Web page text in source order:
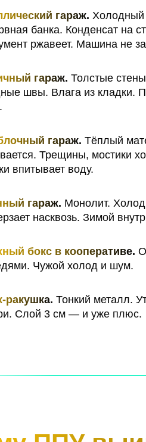
гараж. Холодный
банка. Конденсат на
ржавеет. Машина не
гараж. Толстые
швы. Влага из кладки.
гараж. Тёплый
Трещины, мостики
впитывает воду.
гараж. Монолит.
насквозь. Зимой
бокс в кооперативе.
Чужой холод и шум.
ракушка. Тонкий металл.
Слой 3 см — и уже плюс.